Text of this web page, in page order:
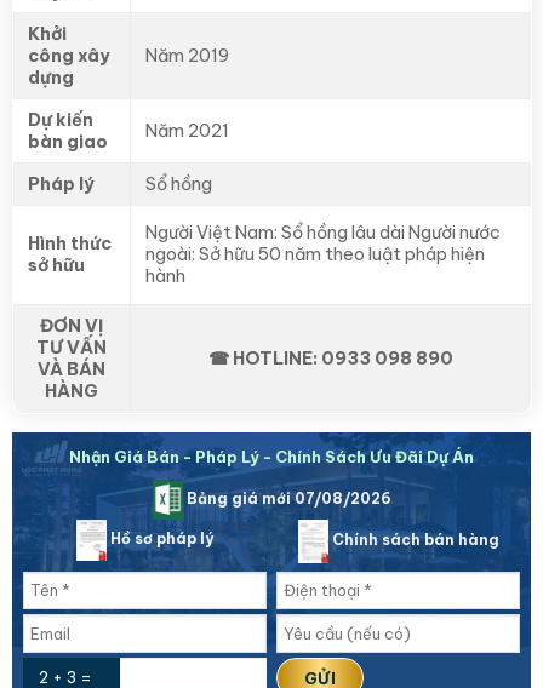
Khởi
công xây
dựng
Năm 2019
Dự kiến
bàn giao
Năm 2021
Pháp lý Sổ hồng
Hình thức
sở hữu
Người Việt Nam: Sổ hồng lâu dài Người nước
ngoài: Sở hữu 50 năm theo luật pháp hiện
hành
ĐƠN VỊ
TƯ VẤN
VÀ BÁN
HÀNG
☎ HOTLINE: 0933 098 890
Nhận Giá Bán - Pháp Lý - Chính Sách Ưu Đãi Dự Án
Bảng giá mới 07/08/2026
Hồ sơ pháp lý Chính sách bán hàng
2 + 3 =